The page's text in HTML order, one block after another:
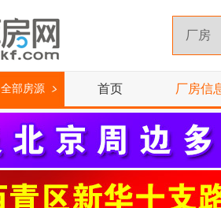
全部房源 首页 厂房信